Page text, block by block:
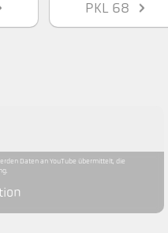
PKL 68
Daten an YouTube übermittelt, die